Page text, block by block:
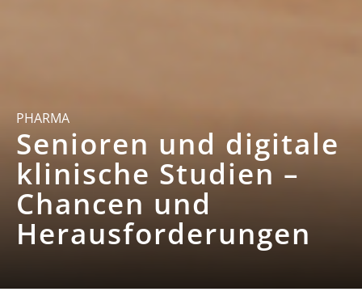
PHARMA
Senioren und digitale
klinische Studien –
Chancen und
Herausforderungen